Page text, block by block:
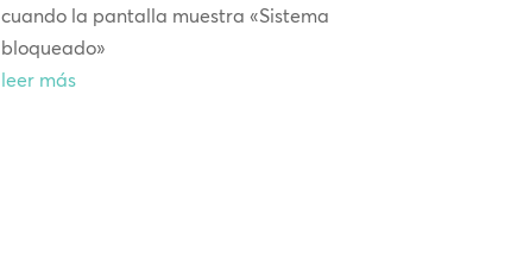
cuando la pantalla muestra «Sistema
bloqueado»
leer más